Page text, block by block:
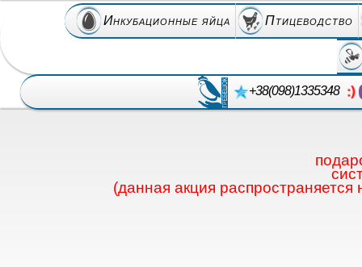
Инкубационные яйца Птицеводство
+38(098)1335348
(данная акция